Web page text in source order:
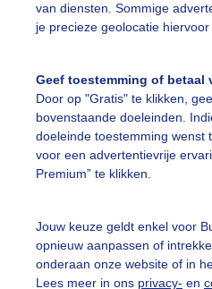
van diensten. Sommige
je precieze geolocatie
Geef toestemming of betaal
Door op "Gratis" te klikken,
bovenstaande doeleinden.
doeleinde toestemming wenst
voor een advertentievrije
Premium” te klikken.
Jouw keuze geldt enkel voor
opnieuw aanpassen of
onderaan onze website of in
Lees meer in ons privacy- en
vragen